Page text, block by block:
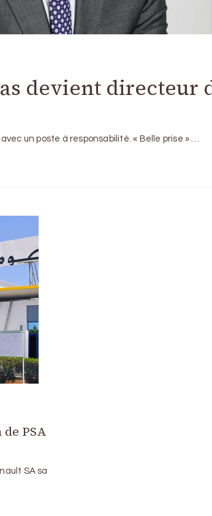
devient directeur
un poste à responsabilité. « Belle prise » …
PSA
SA sa